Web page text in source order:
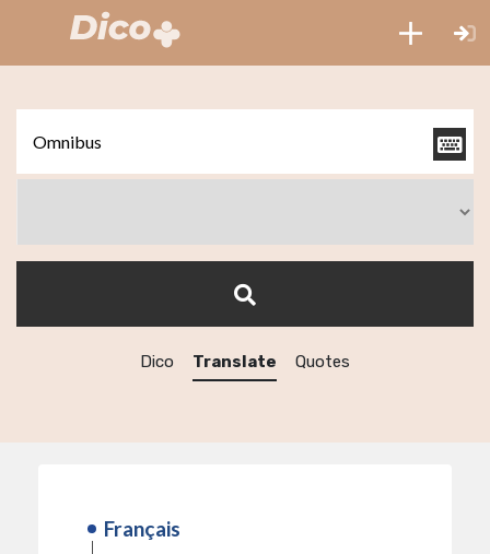
Dico Translate Quotes
Français